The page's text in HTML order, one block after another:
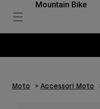
Mountain Bike
Moto Accessori Moto